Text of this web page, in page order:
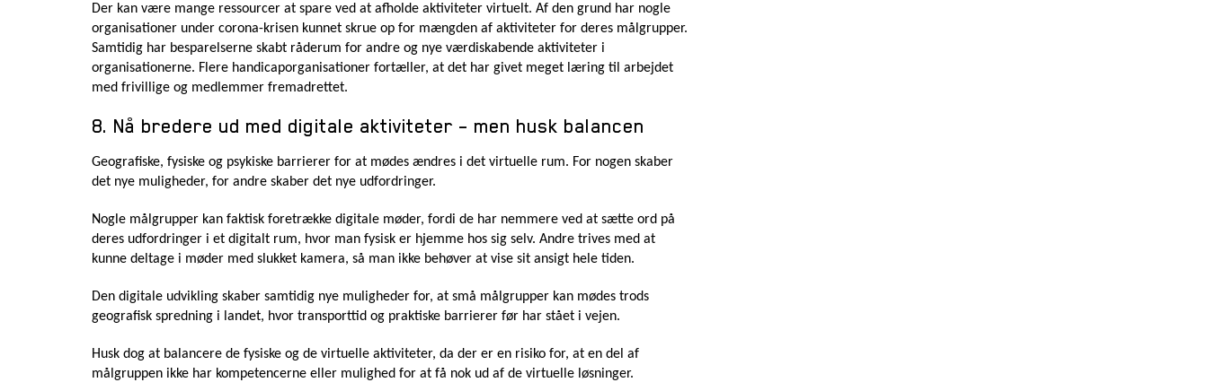
Der kan være mange ressourcer at spare ved at afholde aktiviteter virtuelt. Af den grund har nogle
organisationer under corona-krisen kunnet skrue op for mængden af aktiviteter for deres målgrupper.
Samtidig har besparelserne skabt råderum for andre og nye værdiskabende aktiviteter i
organisationerne. Flere handicaporganisationer fortæller, at det har givet meget læring til arbejdet
med frivillige og medlemmer fremadrettet.
8. Nå bredere ud med digitale aktiviteter – men husk balancen
Geografiske, fysiske og psykiske barrierer for at mødes ændres i det virtuelle rum. For nogen skaber
det nye muligheder, for andre skaber det nye udfordringer.
Nogle målgrupper kan faktisk foretrække digitale møder, fordi de har nemmere ved at sætte ord på
deres udfordringer i et digitalt rum, hvor man fysisk er hjemme hos sig selv. Andre trives med at
kunne deltage i møder med slukket kamera, så man ikke behøver at vise sit ansigt hele tiden.
Den digitale udvikling skaber samtidig nye muligheder for, at små målgrupper kan mødes trods
geografisk spredning i landet, hvor transporttid og praktiske barrierer før har stået i vejen.
Husk dog at balancere de fysiske og de virtuelle aktiviteter, da der er en risiko for, at en del af
målgruppen ikke har kompetencerne eller mulighed for at få nok ud af de virtuelle løsninger.